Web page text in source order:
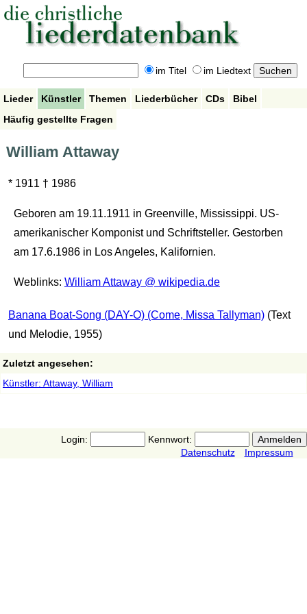
im Titel im Liedtext
Lieder Künstler Themen Liederbücher CDs
Bibel
Häufig gestellte Fragen
William Attaway
* 1911 † 1986
Geboren am 19.11.1911 in Greenville, Mississippi. US-
amerikanischer Komponist und Schriftsteller. Gestorben
am 17.6.1986 in Los Angeles, Kalifornien.
Weblinks: William Attaway @ wikipedia.de
Banana Boat-Song (DAY-O) (Come, Missa Tallyman) (Text
und Melodie, 1955)
Zuletzt angesehen:
Künstler: Attaway, William
Login:
Kennwort:
Datenschutz
Impressum